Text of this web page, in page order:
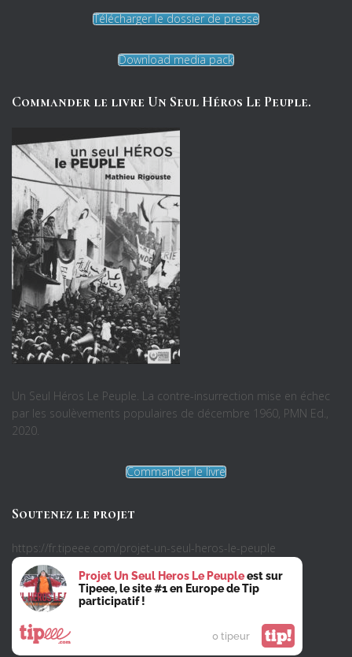
Télécharger le dossier de presse
Download media pack
Commander le livre Un Seul Héros Le Peuple.
Un Seul Héros Le Peuple. La contre-insurrection mise en échec
par les soulèvements populaires de décembre 1960, PMN Ed.,
2020.
Commander le livre
Soutenez le projet
https://fr.tipeee.com/projet-un-seul-heros-le-peuple
Projet Un Seul Heros Le Peupleest sur
Tipeee, le site #1 en Europe de Tip
participatif !
0 tipeur tip!